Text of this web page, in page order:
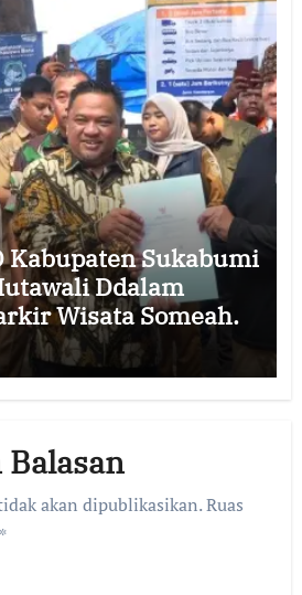
Kabupaten Sukabumi
Ddalam
Wisata Someah.
akan dipublikasikan.Ruas
*